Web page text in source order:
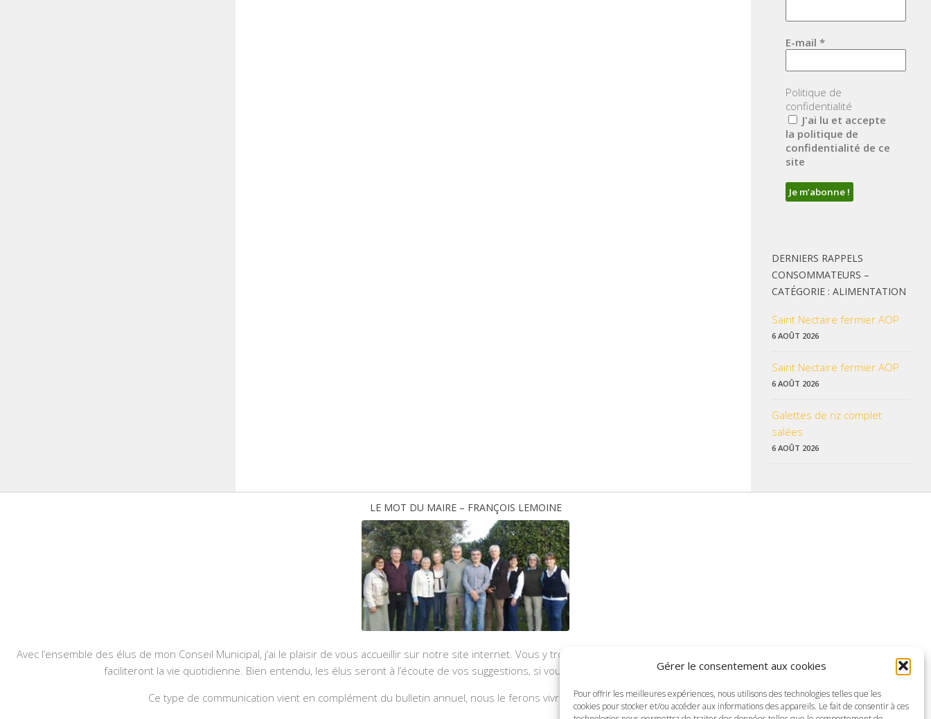
Gérer le consentement aux cookies
Pour offrir les meilleures expériences, nous utilisons des technologies telles que les
cookies pour stocker et/ou accéder aux informations des appareils. Le fait de consentir à ces
E-mail *
Politique de
confidentialité
J'ai lu et accepte
la politique de
confidentialité de ce
site
DERNIERS RAPPELS
CONSOMMATEURS –
CATÉGORIE : ALIMENTATION
Saint Nectaire fermier AOP
6 AOÛT 2026
Saint Nectaire fermier AOP
6 AOÛT 2026
Galettes de riz complet
salées
6 AOÛT 2026
LE MOT DU MAIRE – FRANÇOIS LEMOINE
Avec l’ensemble des élus de mon Conseil Municipal, j’ai le plaisir de vous accueillir sur notre site internet. Vous y trouverez les données pratiques, les liens utiles et les informations qui vous
faciliteront la vie quotidienne. Bien entendu, les élus seront à l’écoute de vos suggestions, si vous souhaitez enrichir nos rubriques ou nos informations.
Ce type de communication vient en complément du bulletin annuel, nous le ferons vivre et il sera actualisé pour mieux vous informer.